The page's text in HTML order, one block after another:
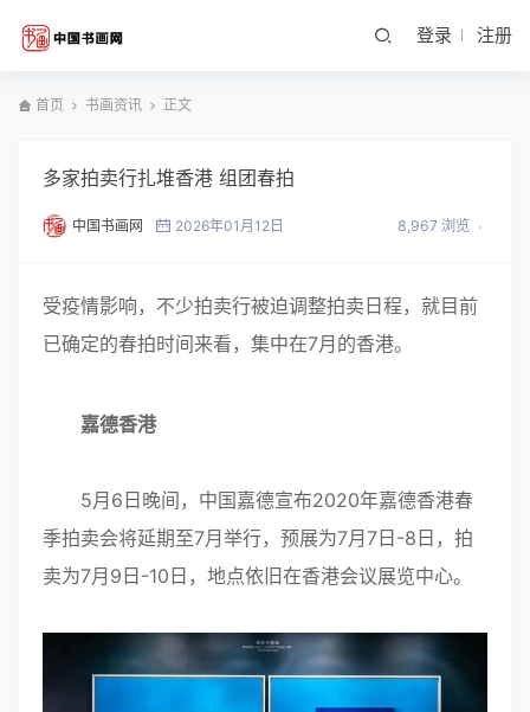
登录 注册
首页 书画资讯 正文
多家拍卖行扎堆香港 组团春拍
中国书画网 2026年01月12日 8,967 浏览
受疫情影响，不少拍卖行被迫调整拍卖日程，就目前
已确定的春拍时间来看，集中在7月的香港。
嘉德香港
5月6日晚间，中国嘉德宣布2020年嘉德香港春
季拍卖会将延期至7月举行，预展为7月7日-8日，拍
卖为7月9日-10日，地点依旧在香港会议展览中心。